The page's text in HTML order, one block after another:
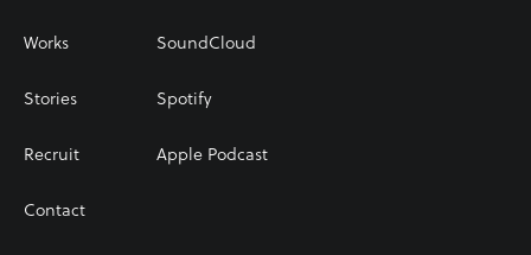
Works
Stories
Recruit
Contact
SoundCloud
Spotify
Apple Podcast